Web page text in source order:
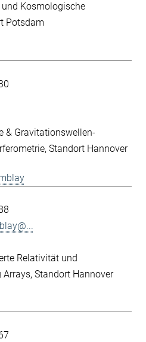
Kosmologische
Potsdam
& Gravitationswellen-
Standort Hannover
Relativität und
Arrays Standort Hannover